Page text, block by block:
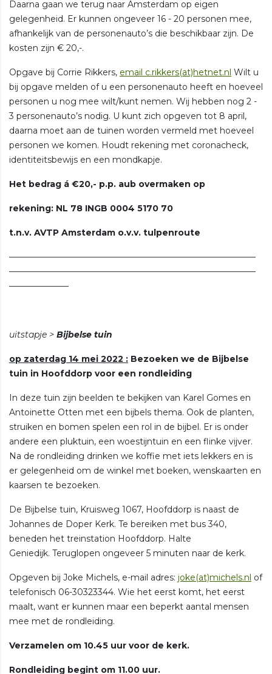
Daarna gaan we terug naar Amsterdam op eigen
gelegenheid. Er kunnen ongeveer 16 - 20 personen mee,
afhankelijk van de personenauto’s die beschikbaar zijn. De
kosten zijn € 20,-.
Opgave bij Corrie Rikkers, email c.rikkers(at)hetnet.nl Wilt u
bij opgave melden of u een personenauto heeft en hoeveel
personen u nog mee wilt/kunt nemen. Wij hebben nog 2 -
3 personenauto’s nodig. U kunt zich opgeven tot 8 april,
daarna moet aan de tuinen worden vermeld met hoeveel
personen we komen. Houdt rekening met coronacheck,
identiteitsbewijs en een mondkapje.
Het bedrag á €20,- p.p. aub overmaken op
rekening: NL 78 INGB 0004 5170 70
t.n.v. AVTP Amsterdam o.v.v. tulpenroute
—————————————————————————————
—————————————————————————————
———————
uitstapje > Bijbelse tuin
op zaterdag 14 mei 2022 : Bezoeken we de Bijbelse
tuin in Hoofddorp voor een rondleiding
In deze tuin zijn beelden te bekijken van Karel Gomes en
Antoinette Otten met een bijbels thema. Ook de planten,
struiken en bomen spelen een rol in de bijbel. Er is onder
andere een pluktuin, een woestijntuin en een flinke vijver.
Na de rondleiding drinken we koffie met iets lekkers en is
er gelegenheid om de winkel met boeken, wenskaarten en
kaarsen te bezoeken.
De Bijbelse tuin, Kruisweg 1067, Hoofddorp is naast de
Johannes de Doper Kerk. Te bereiken met bus 340,
beneden het treinstation Hoofddorp. Halte
Geniedijk. Teruglopen ongeveer 5 minuten naar de kerk.
Opgeven bij Joke Michels, e-mail adres: joke(at)michels.nl of
telefonisch 06-30323344. Wie het eerst komt, het eerst
maalt, want er kunnen maar een beperkt aantal mensen
mee met de rondleiding.
Verzamelen om 10.45 uur voor de kerk.
Rondleiding begint om 11.00 uur.